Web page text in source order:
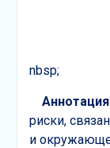
nbsp;
риски,
и